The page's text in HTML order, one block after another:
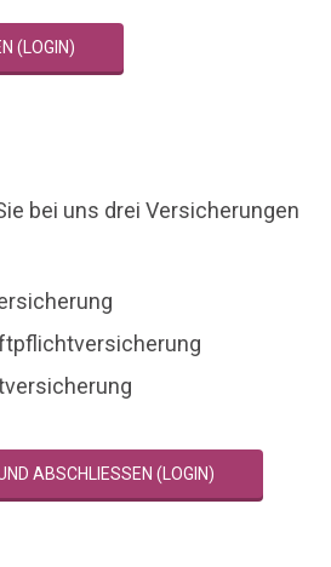
(LOGIN)
bei uns drei Versicherungen
ABSCHLIESSEN (LOGIN)